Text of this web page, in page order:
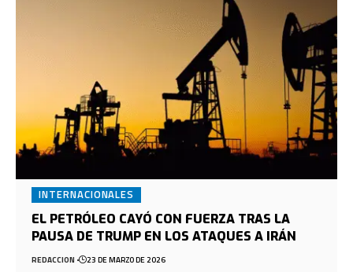
INTERNACIONALES
EL PETRÓLEO CAYÓ CON FUERZA TRAS LA
PAUSA DE TRUMP EN LOS ATAQUES A IRÁN
REDACCION 23 DE MARZO DE 2026